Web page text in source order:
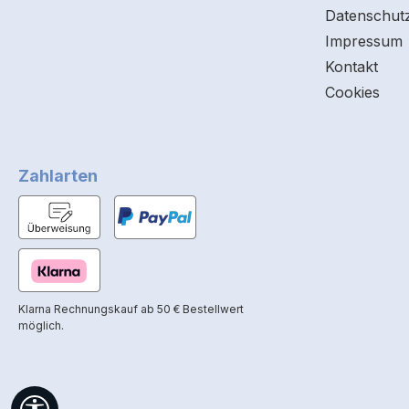
Impressum
Kontakt
Cookies
Zahlarten
Klarna Rechnungskauf ab 50 € Bestellwert
möglich.
Werkzeugleiste anzeigen